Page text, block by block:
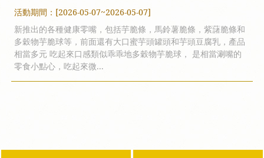
活動期間：[2026-05-07~2026-05-07]
新推出的各種健康零嘴，包括芋脆條，馬鈴薯脆條，紫藷脆條和
多穀物芋脆球等，前面還有大口蜜芋頭罐頭和芋頭豆腐乳，產品
相當多元 吃起來口感類似乖乖地多穀物芋脆球， 是相當涮嘴的
零食小點心，吃起來微...